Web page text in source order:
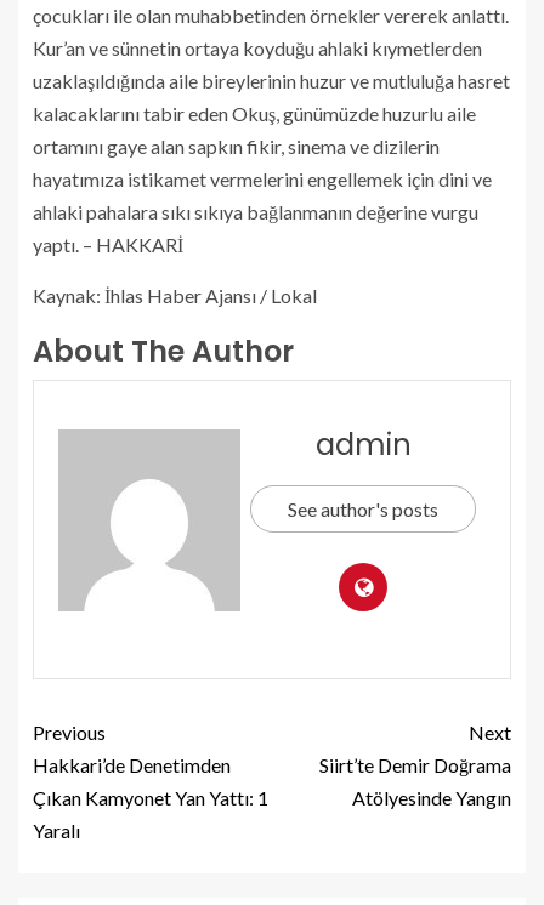
çocukları ile olan muhabbetinden örnekler vererek anlattı.
Kur’an ve sünnetin ortaya koyduğu ahlaki kıymetlerden
uzaklaşıldığında aile bireylerinin huzur ve mutluluğa hasret
kalacaklarını tabir eden Okuş, günümüzde huzurlu aile
ortamını gaye alan sapkın fikir, sinema ve dizilerin
hayatımıza istikamet vermelerini engellemek için dini ve
ahlaki pahalara sıkı sıkıya bağlanmanın değerine vurgu
yaptı. – HAKKARİ
Kaynak: İhlas Haber Ajansı / Lokal
About The Author
admin
See author's posts
Previous
Hakkari’de Denetimden
Çıkan Kamyonet Yan Yattı: 1
Yaralı
Next
Siirt’te Demir Doğrama
Atölyesinde Yangın